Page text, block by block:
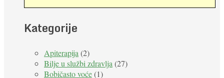
Kategorije
Apiterapija (2)
Bilje u službi zdravlja (27)
Bobičasto voće(1)